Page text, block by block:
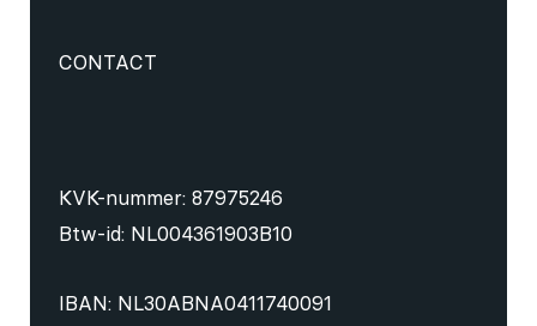
CONTACT
KVK-nummer: 87975246
Btw-id: NL004361903B10
IBAN: NL30ABNA0411740091